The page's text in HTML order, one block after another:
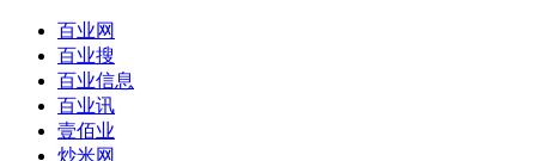
百业网
百业搜
百业信息
百业讯
壹佰业
炒米网